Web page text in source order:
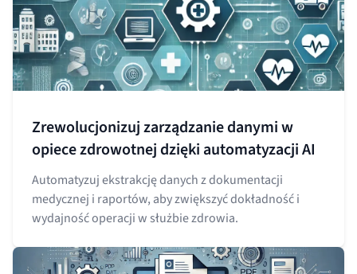
Zrewolucjonizuj zarządzanie danymi w
opiece zdrowotnej dzięki automatyzacji AI
Automatyzuj ekstrakcję danych z dokumentacji
medycznej i raportów, aby zwiększyć dokładność i
wydajność operacji w służbie zdrowia.